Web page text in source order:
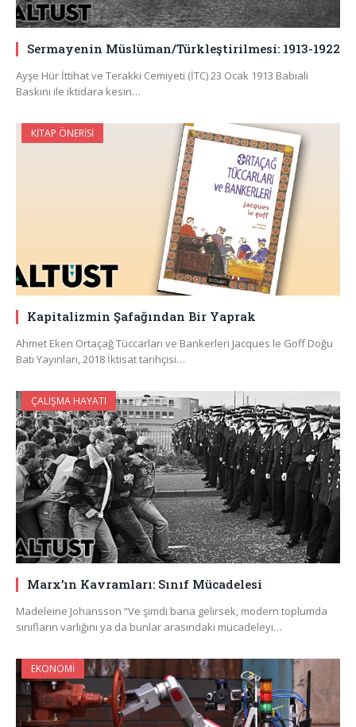
Sermayenin Müslüman/Türkleştirilmesi: 1913-1922
Ayşe Hür İttihat ve Terakki Cemiyeti (İTC) 23 Ocak 1913 Babıali
Baskını ile iktidara kesin…
KITAP ÖNERISI
Kapitalizmin Şafağından Bir Yaprak
Ahmet Eken Ortaçağ Tüccarları ve Bankerleri Jacques le Goff Doğu
Batı Yayınları, 2018 İktisat tarihçisi…
ÇALIŞMA HAYATI
Marx’ın Kavramları: Sınıf Mücadelesi
Madeleine Johansson “Ve şimdi bana gelirsek, modern toplumda
sınıfların varlığını ya da bunlar arasındaki mücadeleyi…
EKONOMI